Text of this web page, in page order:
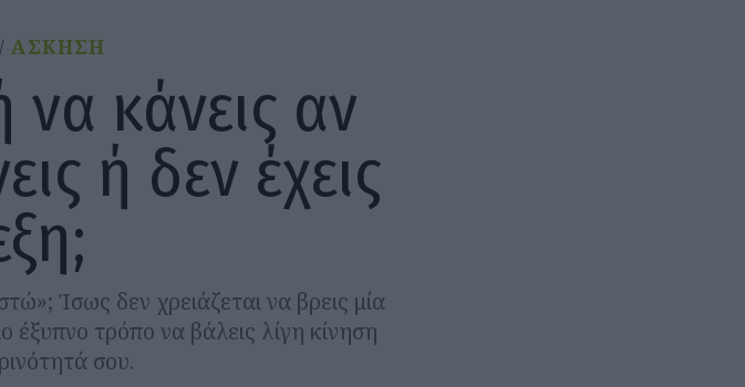
ΑΣΚΗΣΗ
να κάνεις αν
ή δεν έχεις
Ίσως δεν χρειάζεται να βρεις μία
τρόπο να βάλεις λίγη κίνηση
σου.